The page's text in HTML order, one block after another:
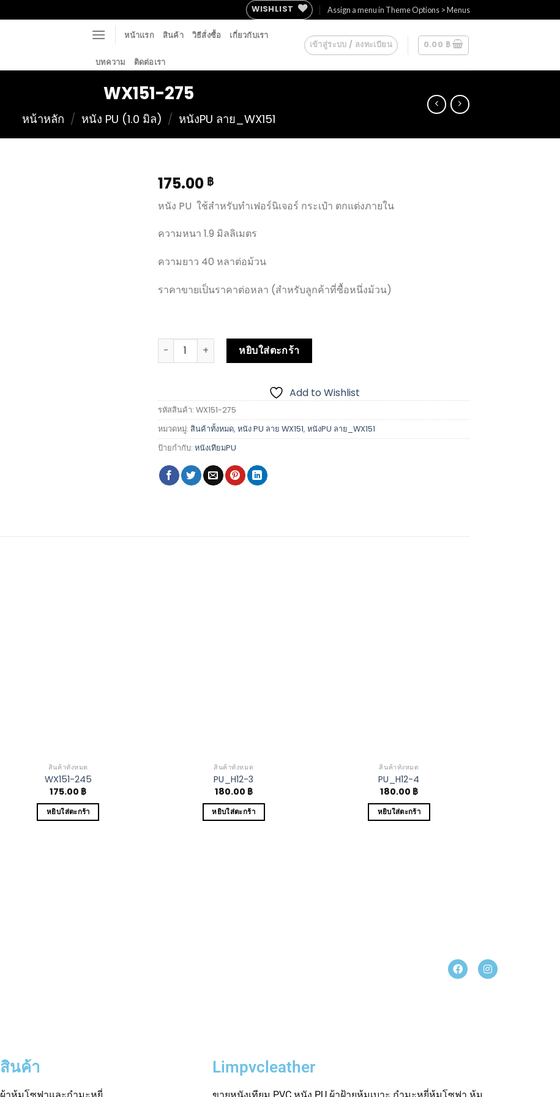
WISHLIST Assign a menu in Theme Options > Menus
หน้าแรก สินค้า วิธีสั่งซื้อ เกี่ยวกับเรา
บทความ ติดต่อเรา
เข้าสู่ระบบ / ลงทะเบียน 0.00 ฿
WX151-275
หน้าหลัก / หนัง PU (1.0 มิล) / หนังPU ลาย_WX151
175.00 ฿
หนัง PU ใช้สำหรับทำเฟอร์นิเจอร์ กระเป๋า ตกแต่งภายใน
ความหนา 1.9 มิลลิเมตร
ความยาว 40 หลาต่อม้วน
ราคาขายเป็นราคาต่อหลา (สำหรับลูกค้าที่ซื้อหนึ่งม้วน)
หยิบใส่ตะกร้า
Add to Wishlist
รหัสสินค้า: WX151-275
หมวดหมู่: สินค้าทั้งหมด, หนัง PU ลาย WX151, หนังPU ลาย_WX151
ป้ายกำกับ: หนังเทียมPU
สินค้าทั้งหมด
WX151-245
175.00 ฿
หยิบใส่ตะกร้า
สินค้าทั้งหมด
PU_H12-3
180.00 ฿
หยิบใส่ตะกร้า
สินค้าทั้งหมด
PU_H12-4
180.00 ฿
หยิบใส่ตะกร้า
สินค้า
ผ้าหุ้มโซฟาและกำมะหยี่
Limpvcleather
ขายหนังเทียม PVC หนัง PU ผ้าฝ้ายหุ้มเบาะ กำมะหยี่หุ้มโซฟา หุ้ม